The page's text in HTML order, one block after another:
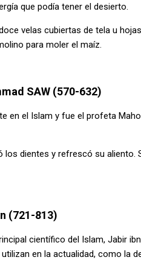
que podía tener el desierto.
velas cubiertas de tela u
para moler el maíz.
SAW (570-632)
en el Islam y fue el profeta
los dientes y refrescó su aliento.
(721-813)
científico del Islam, Jabir
en la actualidad, como la